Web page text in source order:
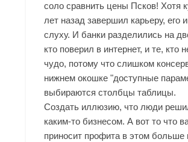
соло сравнить цены Псков! Хотя
лет назад завершил карьеру, его
слуху. И банки разделились на
кто поверил в интернет, и те, кто
чудо, потому что слишком
нижнем окошке "доступные
выбираются столбцы таблицы.
Создать иллюзию, что люди
каким-то бизнесом. А вот то что
приносит профита в этом больше